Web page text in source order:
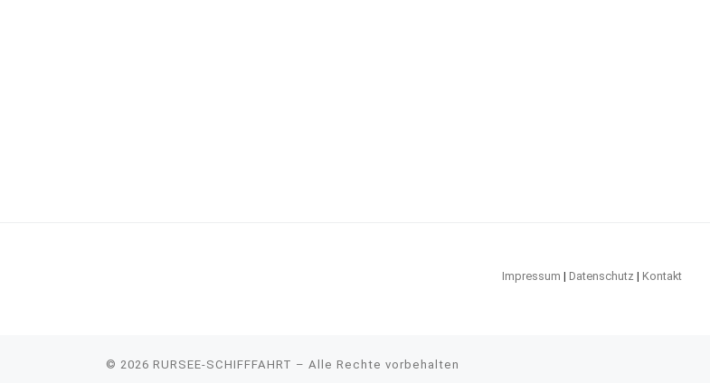
Impressum | Datenschutz | Kontakt
© 2026 RURSEE-SCHIFFFAHRT – Alle Rechte vorbehalten